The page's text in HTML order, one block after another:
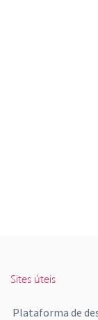
Sites úteis
Plataforma de